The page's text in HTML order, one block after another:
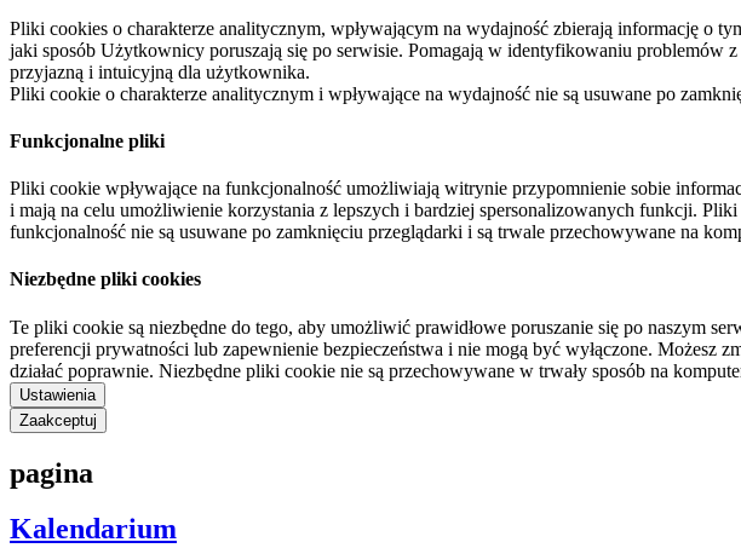
Pliki cookies o charakterze analitycznym, wpływającym na wydajność zbierają informację o
jaki sposób Użytkownicy poruszają się po serwisie. Pomagają w identyfikowaniu problemów
przyjazną i intuicyjną dla użytkownika.
Pliki cookie o charakterze analitycznym i wpływające na wydajność nie są usuwane po
Funkcjonalne pliki
Pliki cookie wpływające na funkcjonalność umożliwiają witrynie przypomnienie sobie
i mają na celu umożliwienie korzystania z lepszych i bardziej spersonalizowanych funkcji.
funkcjonalność nie są usuwane po zamknięciu przeglądarki i są trwale przechowywane na
Niezbędne pliki cookies
Te pliki cookie są niezbędne do tego, aby umożliwić prawidłowe poruszanie się po naszym
preferencji prywatności lub zapewnienie bezpieczeństwa i nie mogą być wyłączone.
działać poprawnie. Niezbędne pliki cookie nie są przechowywane w trwały sposób na
Ustawienia
Zaakceptuj
pagina
Kalendarium